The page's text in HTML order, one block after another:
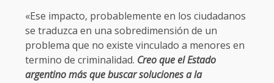
«Ese impacto, probablemente en los ciudadanos
se traduzca en una sobredimensión de un
problema que no existe vinculado a menores en
termino de criminalidad. Creo que el Estado
argentino más que buscar soluciones a la